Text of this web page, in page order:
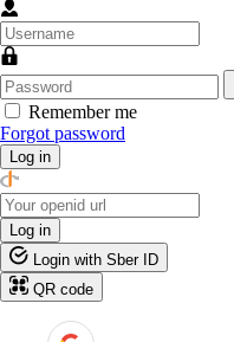
Remember me
Forgot password
Log in
Log in
Login with Sber ID
QR code